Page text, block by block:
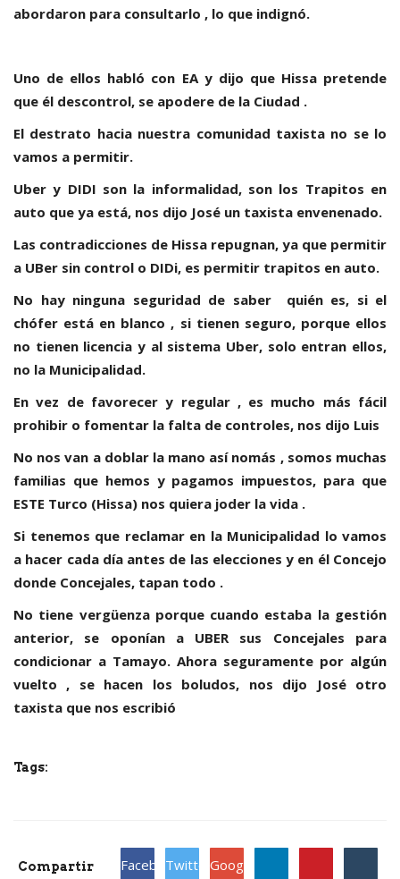
abordaron para consultarlo , lo que indignó.
Uno de ellos habló con EA y dijo que Hissa pretende
que él descontrol, se apodere de la Ciudad .
El destrato hacia nuestra comunidad taxista no se lo
vamos a permitir.
Uber y DIDI son la informalidad, son los Trapitos en
auto que ya está, nos dijo José un taxista envenenado.
Las contradicciones de Hissa repugnan, ya que permitir
a UBer sin control o DIDi, es permitir trapitos en auto.
No hay ninguna seguridad de saber quién es, si el
chófer está en blanco , si tienen seguro, porque ellos
no tienen licencia y al sistema Uber, solo entran ellos,
no la Municipalidad.
En vez de favorecer y regular , es mucho más fácil
prohibir o fomentar la falta de controles, nos dijo Luis
No nos van a doblar la mano así nomás , somos muchas
familias que hemos y pagamos impuestos, para que
ESTE Turco (Hissa) nos quiera joder la vida .
Si tenemos que reclamar en la Municipalidad lo vamos
a hacer cada día antes de las elecciones y en él Concejo
donde Concejales, tapan todo .
No tiene vergüenza porque cuando estaba la gestión
anterior, se oponían a UBER sus Concejales para
condicionar a Tamayo. Ahora seguramente por algún
vuelto , se hacen los boludos, nos dijo José otro
taxista que nos escribió
Tags:
Compartir FacebookTwitterGoogle